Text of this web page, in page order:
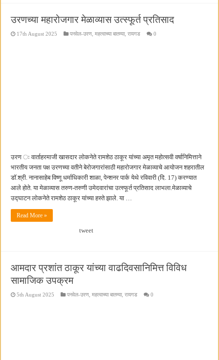
उरणच्या महारोजगार मेळाव्यास उत्स्फूर्त प्रतिसाद
17th August 2025 पनवेल-उरण ,महत्वाच्या बातम्या,रायगड 0
उरण ः वार्ताहरमाजी खासदार लोकनेते रामशेठ ठाकूर यांच्या अमृत महोत्सवी वर्षानिमित्ताने
भारतीय जनता पक्ष उरणच्या वतीने बेरोजगारांसाठी महारोजगार मेळाव्याचे आयोजन शहरातील
डॉ.श्री. नानासाहेब विष्णू धर्माधिकारी शाळा, पेन्शनर पार्क येथे रविवारी (दि. 17) करण्यात
आले होते. या मेळाव्यास तरुण-तरुणी उमेदवारांचा उत्स्फूर्त प्रतिसाद लाभला.मेळाव्याचे
उद्घाटन लोकनेते रामशेठ ठाकूर यांच्या हस्ते झाले. या …
Read More »
tweet
आमदार प्रशांत ठाकूर यांच्या वाढदिवसानिमित्त विविध
सामाजिक उपक्रम
5th August 2025 पनवेल-उरण ,महत्वाच्या बातम्या,रायगड 0